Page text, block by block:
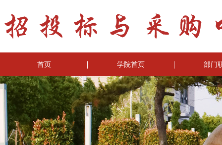
首页 学院首页 部门